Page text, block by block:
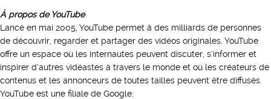
À propos de YouTube
Lancé en mai 2005, YouTube permet à des milliards de personnes
de découvrir, regarder et partager des vidéos originales. YouTube
offre un espace où les internautes peuvent discuter, s’informer et
inspirer d’autres vidéastes à travers le monde et où les créateurs de
contenus et les annonceurs de toutes tailles peuvent être diffusés.
YouTube est une filiale de Google.